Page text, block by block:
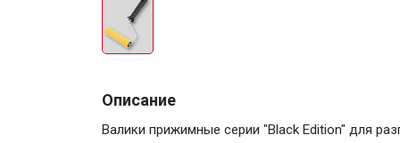
Описание
Валики прижимные серии "Black Edition" для